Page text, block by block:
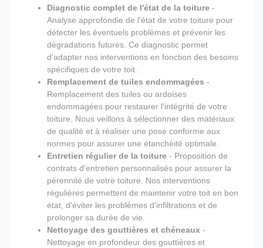
Diagnostic complet de l'état de la toiture -
Analyse approfondie de l'état de votre toiture pour
détecter les éventuels problèmes et prévenir les
dégradations futures. Ce diagnostic permet
d'adapter nos interventions en fonction des besoins
spécifiques de votre toit.
Remplacement de tuiles endommagées -
Remplacement des tuiles ou ardoises
endommagées pour restaurer l'intégrité de votre
toiture. Nous veillons à sélectionner des matériaux
de qualité et à réaliser une pose conforme aux
normes pour assurer une étanchéité optimale.
Entretien régulier de la toiture - Proposition de
contrats d'entretien personnalisés pour assurer la
pérennité de votre toiture. Nos interventions
régulières permettent de maintenir votre toit en bon
état, d'éviter les problèmes d'infiltrations et de
prolonger sa durée de vie.
Nettoyage des gouttières et chéneaux -
Nettoyage en profondeur des gouttières et